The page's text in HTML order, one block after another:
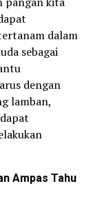
dalam
sebagai
dengan
lamban,
Ampas Tahu